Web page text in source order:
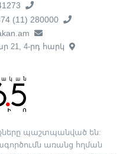
(11) 280000
21, 4-րդ հարկ
պաշտպանված են:
առանց հղման